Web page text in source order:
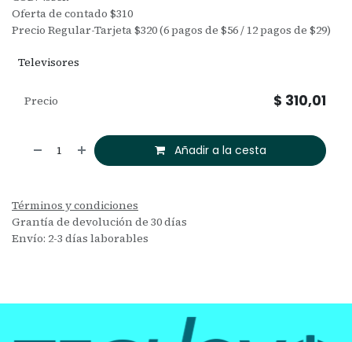
Oferta de contado $310
Precio Regular-Tarjeta $320 (6 pagos de $56 / 12 pagos de $29)
Televisores
Añadir a la cesta
Precio $ 310,01
Términos y condiciones
Grantía de devolución de 30 días
Envío: 2-3 días laborables